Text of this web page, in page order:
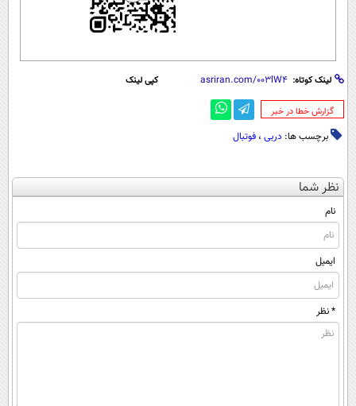
لینک کوتاه: کپی لینک
‌گزارش خطا در خبر
برچسب ها: دربی ، فوتبال
نظر شما
نام
ایمیل
* نظر